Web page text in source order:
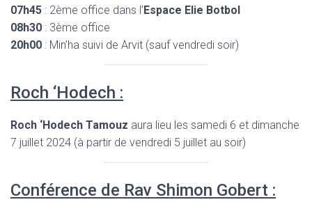
07h45 : 2ème office dans l’Espace Elie Botbol
08h30 : 3ème office
20h00 : Min’ha suivi de Arvit (sauf vendredi soir)
Roch ‘Hodech :
Roch ‘Hodech Tamouz aura lieu les samedi 6 et dimanche
7 juillet 2024 (à partir de vendredi 5 juillet au soir)
Conférence de Rav Shimon Gobert :